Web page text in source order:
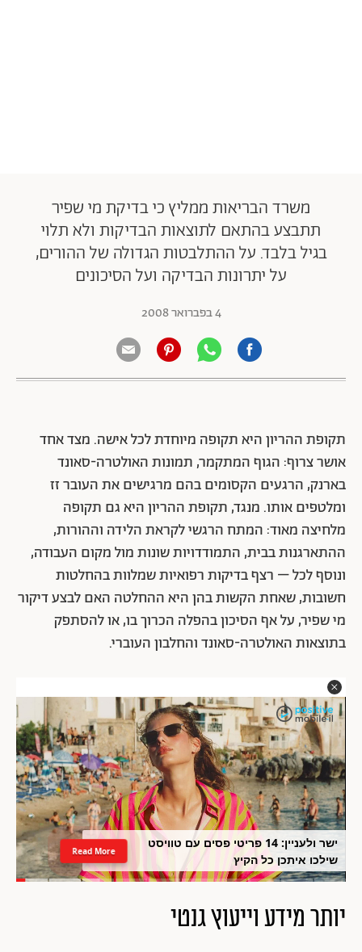
משרד הבריאות ממליץ כי בדיקת מי שפיר
תתבצע בהתאם לתוצאות הבדיקות ולא תלוי
בגיל בלבד. על ההתלבטות הגדולה של ההורים,
על יתרונות הבדיקה ועל הסיכונים
4 בפברואר 2008
תקופת ההריון היא תקופה מיוחדת לכל אישה. מצד אחד
אושר צרוף: הגוף המתקמר, תמונות האולטרה-סאונד
בארנק, הרגעים הקסומים בהם מרגישים את העובר זז
ומלטפים אותו. מנגד, תקופת ההריון היא גם תקופה
מלחיצה מאוד: המתח הרגשי לקראת הלידה וההורות,
ההתארגנות בבית, התמודדויות שונות מול מקום העבודה,
ונוסף לכל – רצף בדיקות רפואיות שמלוות בהחלטות
חשובות, שאחת הקשות בהן היא ההחלטה האם לבצע דיקור
מי שפיר, על אף הסיכון בהפלה הכרוך בו, או להסתפק
בתוצאות האולטרה-סאונד והחלבון העוברי.
ישר ולעניין: 14 פריטי פסים עם טוויסט
שילכו איתכן כל הקיץ
Read More
יותר מידע וייעוץ גנטי